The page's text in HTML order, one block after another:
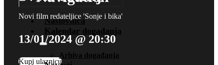
Naslovnica
Kalendar događanja
Arhiva događanja
Novi film redateljice 'Sonje i bika'
13/01/2024 @ 20:30
Kupi ulaznicu